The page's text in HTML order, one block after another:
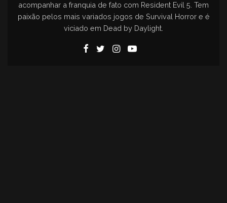
acompanhar a franquia de fato com Resident Evil 5. Tem
paixão pelos mais variados jogos de Survival Horror e é
viciado em Dead by Daylight.